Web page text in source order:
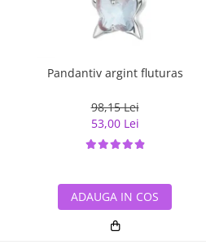
Pandantiv argint fluturas
98,15 Lei
53,00 Lei
ADAUGA IN COS